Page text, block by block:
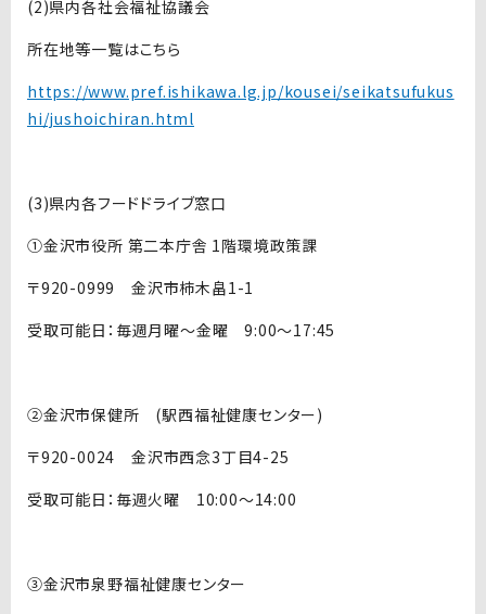
(2)県内各社会福祉協議会
所在地等一覧はこちら
https://www.pref.ishikawa.lg.jp/kousei/seikatsufukus
hi/jushoichiran.html
(3)県内各フードドライブ窓口
①金沢市役所 第二本庁舎 1階環境政策課
〒920-0999 金沢市柿木畠1-1
受取可能日：毎週月曜～金曜 9:00～17:45
②金沢市保健所 (駅西福祉健康センター)
〒920-0024 金沢市西念3丁目4-25
受取可能日：毎週火曜 10:00～14:00
③金沢市泉野福祉健康センター